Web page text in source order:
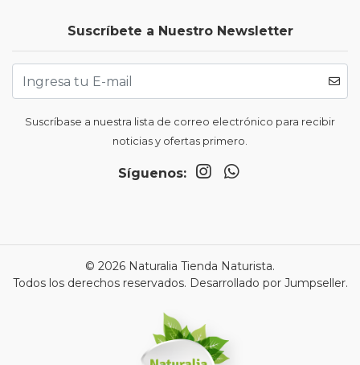
Suscríbete a Nuestro Newsletter
Suscríbase a nuestra lista de correo electrónico para recibir
noticias y ofertas primero.
Síguenos:
© 2026 Naturalia Tienda Naturista.
Todos los derechos reservados. Desarrollado por Jumpseller.